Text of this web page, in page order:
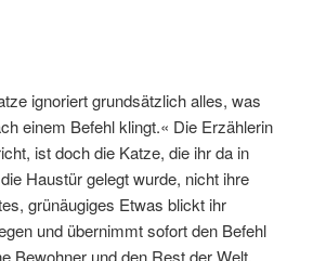
ignoriert grundsätzlich alles, was
einem Befehl klingt.« Die Erzählerin
ist doch die Katze, die ihr da in
Haustür gelegt wurde, nicht ihre
grünäugiges Etwas blickt ihr
und übernimmt sofort den Befehl
Bewohner und den Rest der Welt.